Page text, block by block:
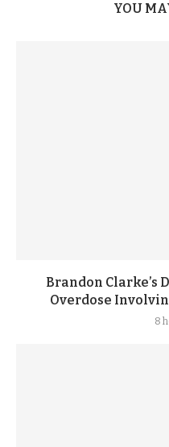
YOU
Brandon Clarke’s
Overdose
8